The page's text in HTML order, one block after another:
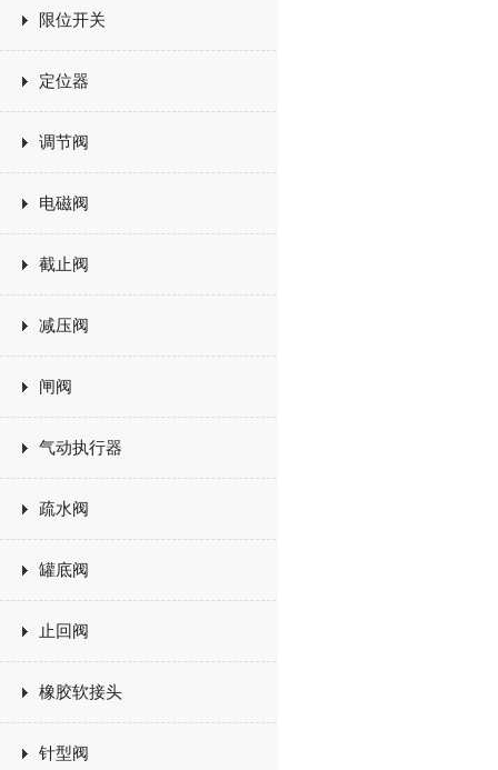
限位开关
定位器
调节阀
电磁阀
截止阀
减压阀
闸阀
气动执行器
疏水阀
罐底阀
止回阀
橡胶软接头
针型阀